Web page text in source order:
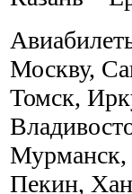
Москву,
Томск,
Мурманск,
Пекин,